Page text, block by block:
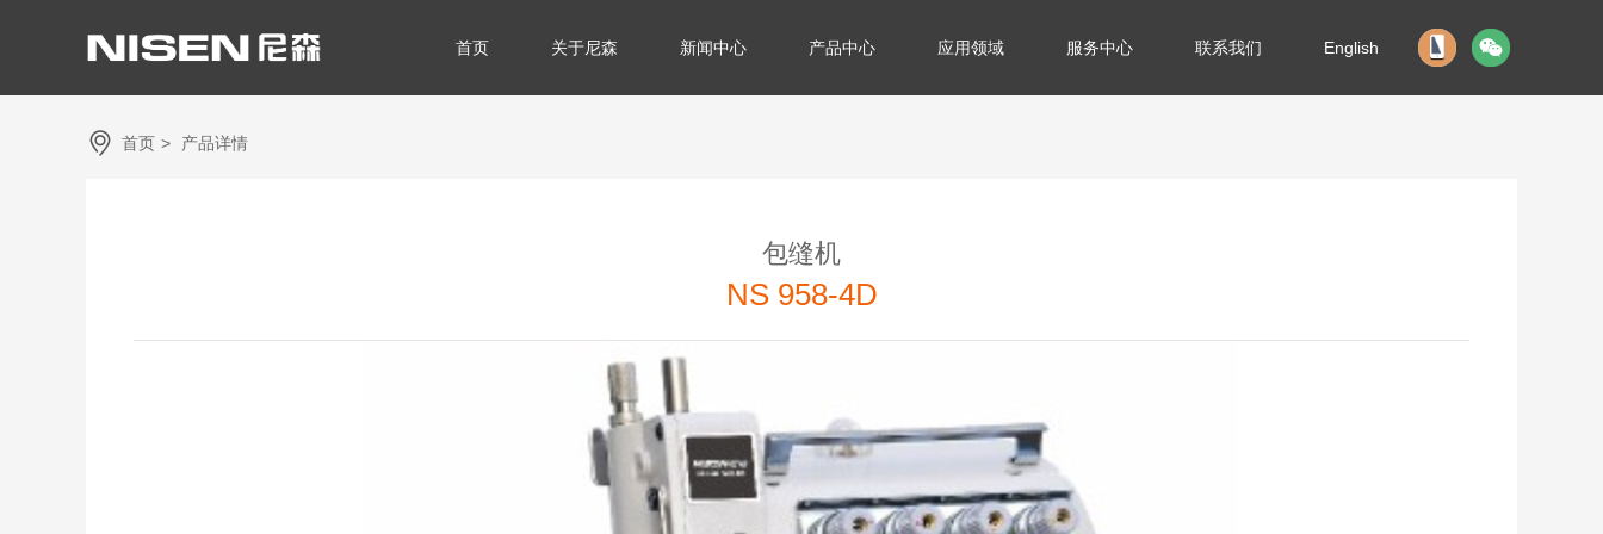
首页 关于尼森 新闻中心 产品中心 应用领域 服务中心 联系我们 English
首页 > 产品详情
包缝机
NS 958-4D